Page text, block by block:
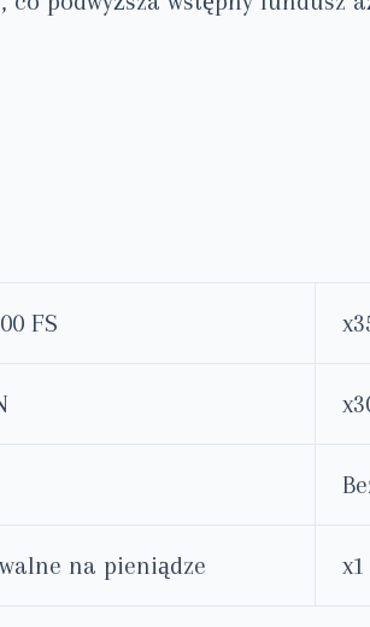
FS
na pieniądze x1